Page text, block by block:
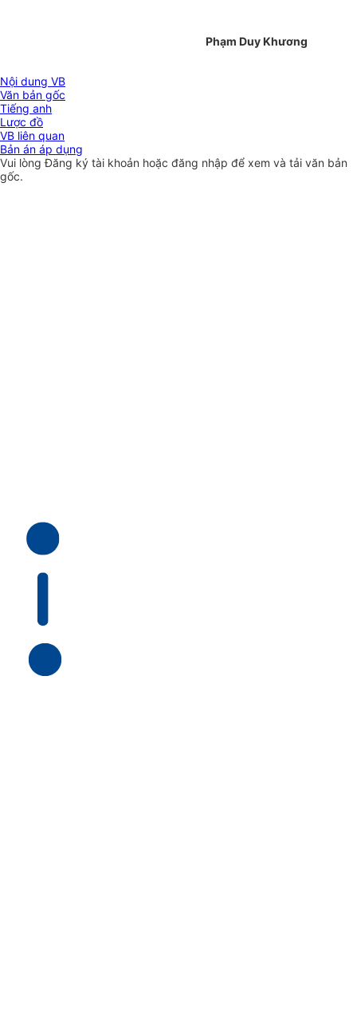
Phạm Duy Khương
Nội dung VB
Văn bản gốc
Tiếng anh
Lược đồ
VB liên quan
Bản án áp dụng
Vui lòngĐăng ký tài khoản hoặc đăng nhập để xem và tải văn bản
gốc.